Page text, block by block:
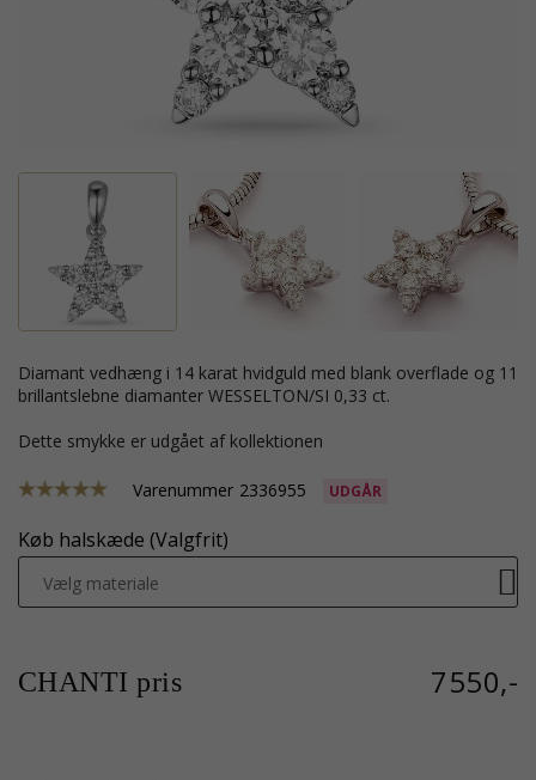
diamant vedhæng i 14 karat hvidguld med blank overflade og 11
brillantslebne diamanter WESSELTON/SI 0,33 ct.
Dette smykke er udgået af kollektionen
Varenummer 2336955 UDGÅR
Køb halskæde (Valgfrit)
Vælg materiale
CHANTI pris 7550,-